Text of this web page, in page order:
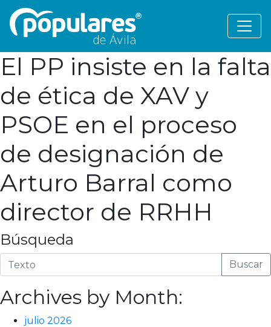
El PP insiste en la falta
de ética de XAV y
PSOE en el proceso
de designación de
Arturo Barral como
director de RRHH
Búsqueda
Buscar
Archives by Month:
julio 2026